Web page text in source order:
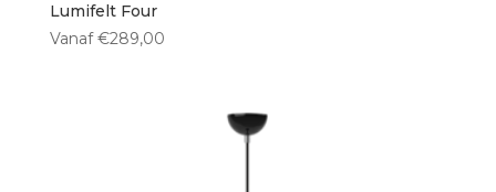
Lumifelt Four
Vanaf €289,00